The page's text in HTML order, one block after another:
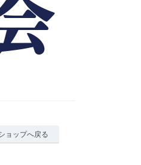
ョップへ戻る